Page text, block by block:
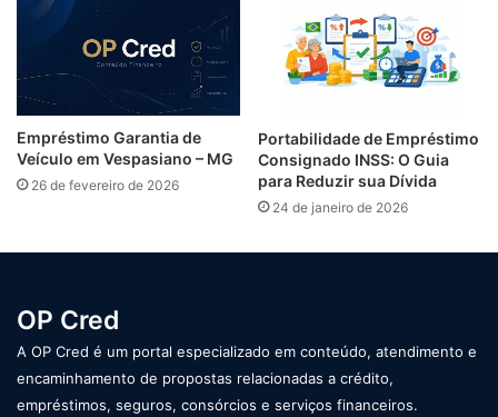
Empréstimo Garantia de
Veículo em Vespasiano – MG
26 de fevereiro de 2026
Portabilidade de Empréstimo
Consignado INSS: O Guia
para Reduzir sua Dívida
24 de janeiro de 2026
OP Cred
A OP Cred é um portal especializado em conteúdo, atendimento e
encaminhamento de propostas relacionadas a crédito,
empréstimos, seguros, consórcios e serviços financeiros.